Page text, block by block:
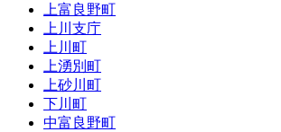
上富良野町
上川支庁
上川町
上湧別町
上砂川町
下川町
中富良野町